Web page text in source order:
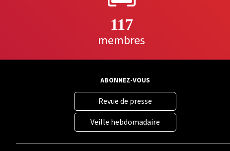
117
membres
ABONNEZ-VOUS
Revue de presse
Veille hebdomadaire